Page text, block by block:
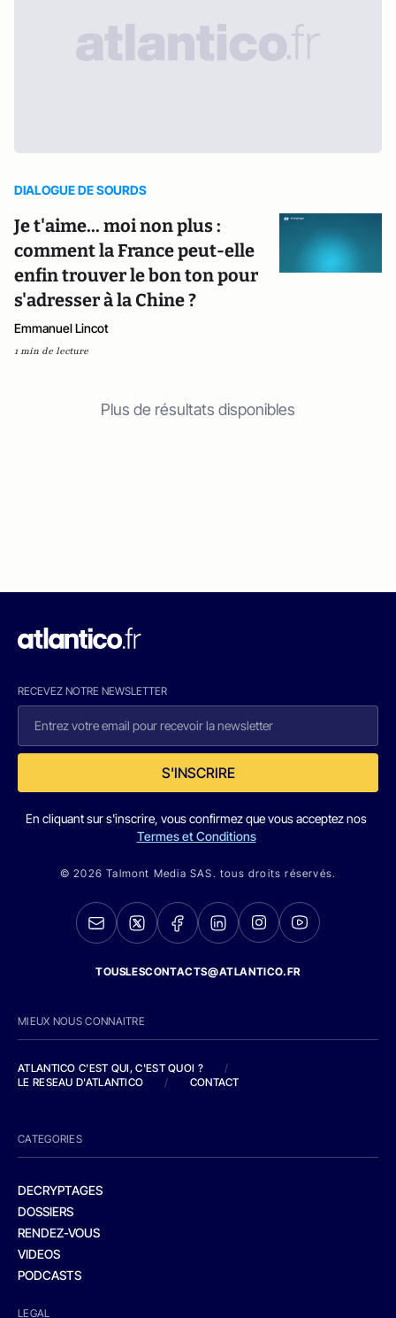
DIALOGUE DE SOURDS
Je t'aime... moi non plus :
comment la France peut-elle
enfin trouver le bon ton pour
s'adresser à la Chine ?
Emmanuel Lincot
1 min de lecture
Plus de résultats disponibles
RECEVEZ NOTRE NEWSLETTER
S'INSCRIRE
En cliquant sur s'inscrire, vous confirmez que vous acceptez nos
Termes et Conditions
© 2026 Talmont Media SAS. tous droits réservés.
TOUSLESCONTACTS@ATLANTICO.FR
MIEUX NOUS CONNAITRE
ATLANTICO C'EST QUI, C'EST QUOI ?
/
LE RESEAU D'ATLANTICO
/ CONTACT
CATEGORIES
DECRYPTAGES
DOSSIERS
RENDEZ-VOUS
VIDEOS
PODCASTS
LEGAL